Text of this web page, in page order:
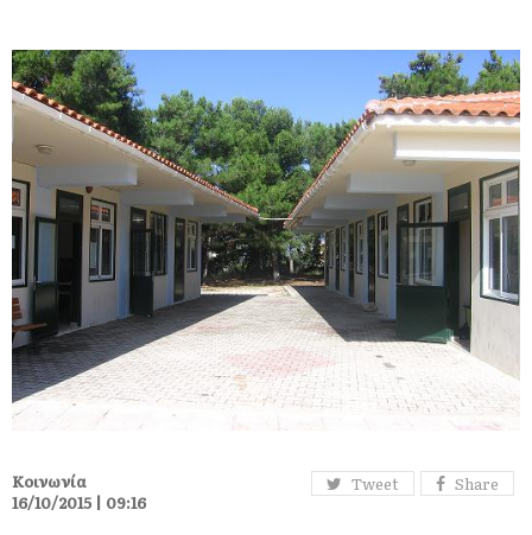
Tweet Share
Κοινωνία
16/10/2015 | 09:16